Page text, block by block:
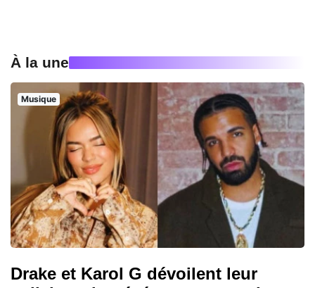
À la une
Musique
Drake et Karol G dévoilent leur